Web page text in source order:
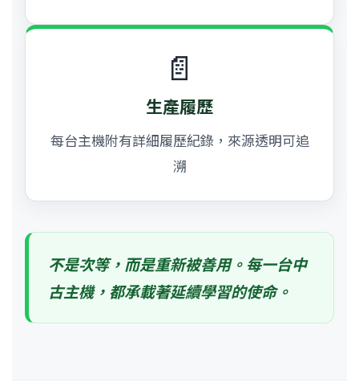
📄
生產履歷
每台主機附有詳細履歷紀錄，來源透明可追
溯
不是次等，而是重新被善用。每一台中
古主機，都承載著延續學習的使命。